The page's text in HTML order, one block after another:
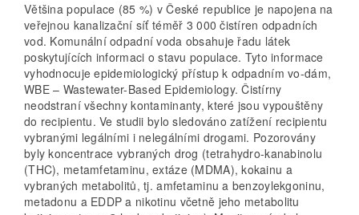
Většina populace (85 %) v České republice je napojena na
veřejnou kanalizační síť téměř 3 000 čistíren odpadních
vod. Komunální odpadní voda obsahuje řadu látek
poskytujících informaci o stavu populace. Tyto informace
vyhodnocuje epidemiologický přístup k odpadním vo-dám,
WBE – Wastewater-Based Epidemiology. Čistírny
neodstraní všechny kontaminanty, které jsou vypouštěny
do recipientu. Ve studii bylo sledováno zatížení recipientu
vybranými legálními i nelegálními drogami. Pozorovány
byly koncentrace vybraných drog (tetrahydro-kanabinolu
(THC), metamfetaminu, extáze (MDMA), kokainu a
vybraných metabolitů, tj. amfetaminu a benzoylekgoninu,
metadonu a EDDP a nikotinu včetně jeho metabolitu